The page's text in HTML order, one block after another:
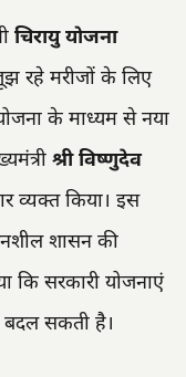
चिरायु योजना
रहे मरीजों के लिए
के माध्यम से नया
श्री विष्णुदेव
व्यक्त किया। इस
शासन की
कि सरकारी योजनाएं
बदल सकती है।